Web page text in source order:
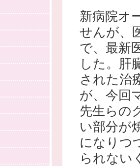
新病院オ
せんが、
で、最新
した。肝
された治
が、今回
先生らの
い部分が
になりつ
られない